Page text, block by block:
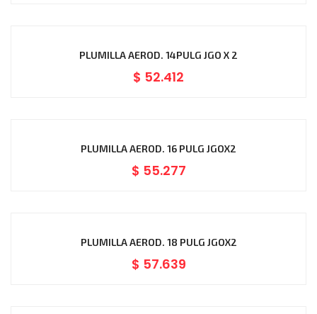
PLUMILLA AEROD. 14PULG JGO X 2
$ 52.412
PLUMILLA AEROD. 16 PULG JGOX2
$ 55.277
PLUMILLA AEROD. 18 PULG JGOX2
$ 57.639